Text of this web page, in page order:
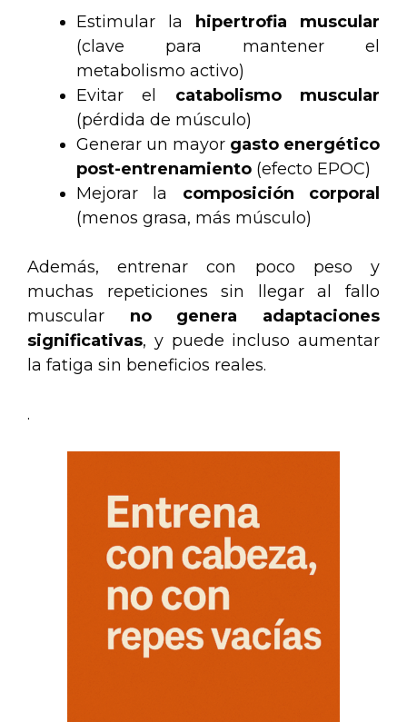
Estimular la hipertrofia muscular
(clave para mantener el
metabolismo activo)
Evitar el catabolismo muscular
(pérdida de músculo)
Generar un mayor gasto energético
post-entrenamiento (efecto EPOC)
Mejorar la composición corporal
(menos grasa, más músculo)
Además, entrenar con poco peso y
muchas repeticiones sin llegar al fallo
muscular no genera adaptaciones
significativas, y puede incluso aumentar
la fatiga sin beneficios reales.
.